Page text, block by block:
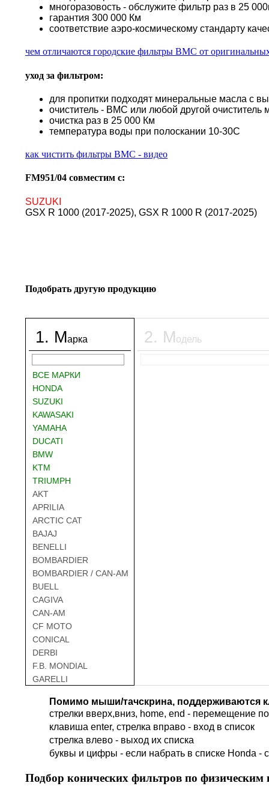
многоразовость - обслужите фильтр раз в 25
гарантия 300 000 Км
соответствие аэро-космическому стандарту
чем отличаются городские фильтры BMC от
уход за фильтром:
для пропитки подходят минеральные масла с
очиститель - BMC или любой другой
очистка раз в 25 000 Км
температура воды при полоскании 10-30С
как чистить фильтры BMC - видео
FM951/04 совместим с:
SUZUKI
GSX R 1000 (2017-2025), GSX R 1000 R (2017-2025)
Подобрать другую продукцию
1. Марка
ВСЕ МАРКИ
HONDA
SUZUKI
KAWASAKI
YAMAHA
DUCATI
BMW
KTM
TRIUMPH
AKT
APRILIA
ARCTIC CAT
BAJAJ
BENELLI
BOMBARDIER
BOMBARDIER / CAN-AM
BUELL
CAGIVA
CAN-AM
CF MOTO
CONICAL
DERBI
F.B. MONDIAL
GARELLI
GILERA
HARLEY DAVIDSON
HERO
HUSQVARNA
INDIAN
2. Модель
Помимо мыши/тачскрина, поддерживаются
стрелки вверх,вниз, home, end - перемещение
клавиша enter, стрелка вправо - вход в список
cтрелка влево - выход их списка
буквы и цифры - если набрать в списке Honda -
Подбор конических фильтров по физическим